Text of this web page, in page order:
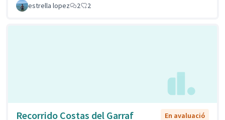
estrella lopez
2 2
Recorrido Costas del Garraf
En avaluació